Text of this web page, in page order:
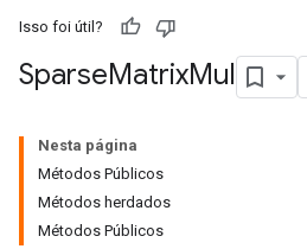
Isso foi útil?
SparseMatrixMul
Nesta página
Métodos Públicos
Métodos herdados
Métodos Públicos